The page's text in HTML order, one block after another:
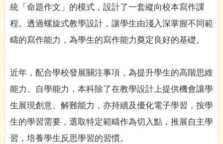
統「命題作文」的模式，設計了一套縱向校本寫作課
程。透過螺旋式教學設計，讓學生由淺入深掌握不同範
疇的寫作能力，為學生的寫作能力奠定良好的基礎。
近年，配合學校發展關注事項，為提升學生的高階思維
能力、自學能力，本科除了在教學設計上提供機會讓學
生展現創意、解難能力，亦持續及優化電子學習，按學
生的學習需要，選取特定範疇作為切入點，推展自主學
習，培養學生反思學習的習慣。